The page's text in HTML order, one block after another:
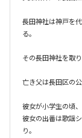
長田神社は神戸を
る。
その長田神社を取
亡き父は長田区の
彼女が小学生の頃
彼女の出番は歌謡
り。